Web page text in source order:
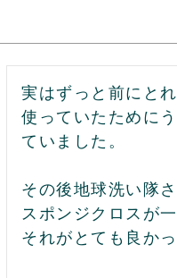
実はずっと前にと
使っていたために
ていました。
その後地球洗い隊
スポンジクロスが
それがとても良か